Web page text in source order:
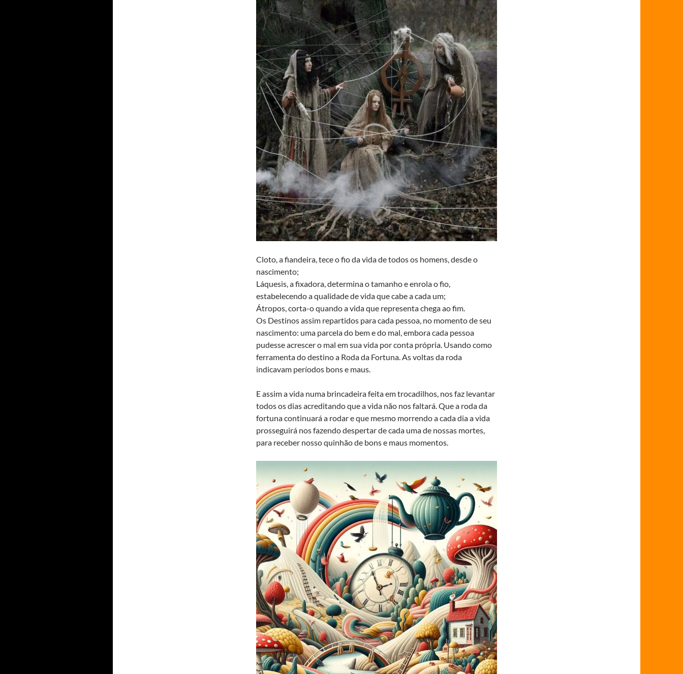
Cloto, a fiandeira, tece o fio da vida de todos os homens, desde o
nascimento;
Láquesis, a fixadora, determina o tamanho e enrola o fio,
estabelecendo a qualidade de vida que cabe a cada um;
Átropos, corta-o quando a vida que representa chega ao fim.
Os Destinos assim repartidos para cada pessoa, no momento de seu
nascimento: uma parcela do bem e do mal, embora cada pessoa
pudesse acrescer o mal em sua vida por conta própria. Usando como
ferramenta do destino a Roda da Fortuna. As voltas da roda
indicavam períodos bons e maus.
E assim a vida numa brincadeira feita em trocadilhos, nos faz levantar
todos os dias acreditando que a vida não nos faltará. Que a roda da
fortuna continuará a rodar e que mesmo morrendo a cada dia a vida
prosseguirá nos fazendo despertar de cada uma de nossas mortes,
para receber nosso quinhão de bons e maus momentos.